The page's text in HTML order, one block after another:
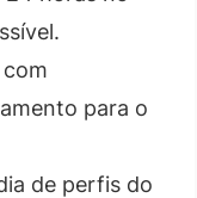
para o
de perfis do